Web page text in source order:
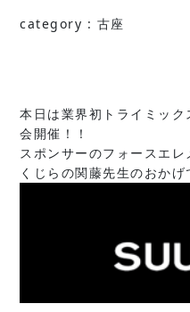
category : 古座
本日は業界初トライミッ
会開催！！
スポンサーのフォースエ
くじらの関藤先生のおかげ